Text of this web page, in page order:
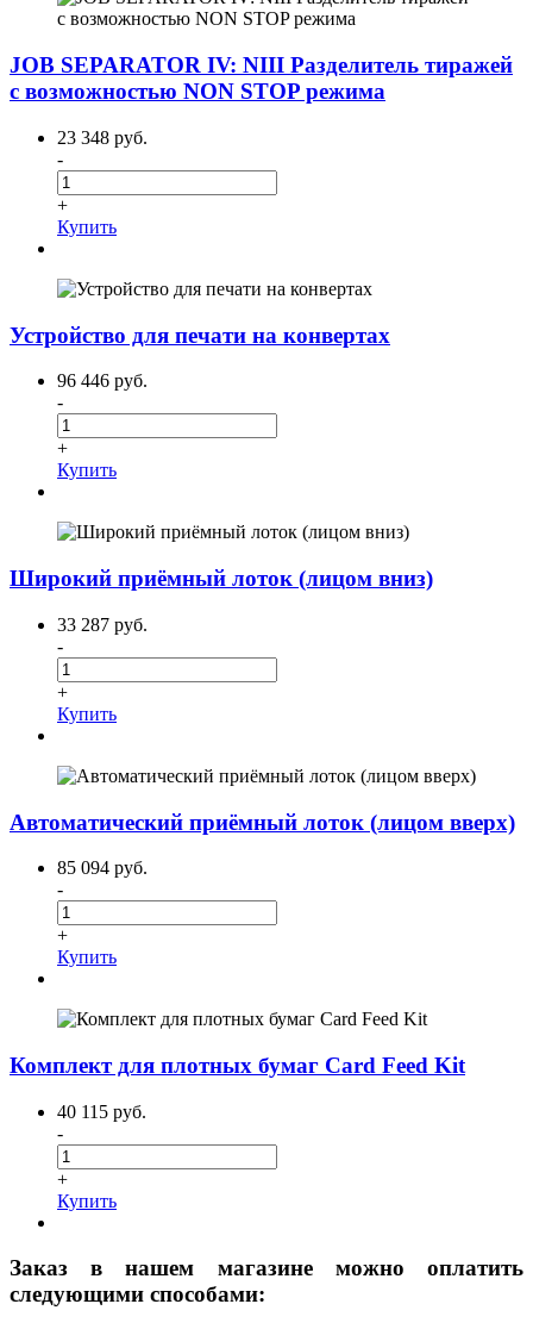
JOB SEPARATOR IV: NIII Разделитель тиражей
с возможностью NON STOP режима
23 348 руб.
-
+
Купить
Устройство для печати на конвертах
96 446 руб.
-
+
Купить
Широкий приёмный лоток (лицом вниз)
33 287 руб.
-
+
Купить
Автоматический приёмный лоток (лицом вверх)
85 094 руб.
-
+
Купить
Комплект для плотных бумаг Card Feed Kit
40 115 руб.
-
+
Купить
Заказ в нашем магазине можно оплатить
следующими способами: